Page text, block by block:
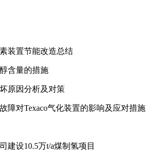
装置节能改造总结
含量的措施
原因分析及对策
障对Texaco气化装置的影响及应对措施
建设10.5万t/a煤制氢项目